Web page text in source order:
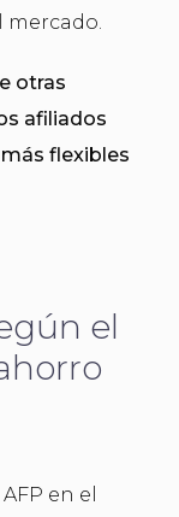
mercado.
otras
afiliados
flexibles
el
en el